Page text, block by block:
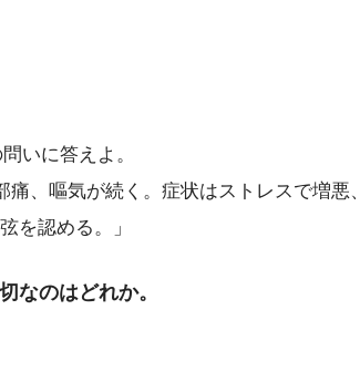
いに答えよ。
、嘔気が続く。症状はストレスで増悪、
を認める。」
なのはどれか。